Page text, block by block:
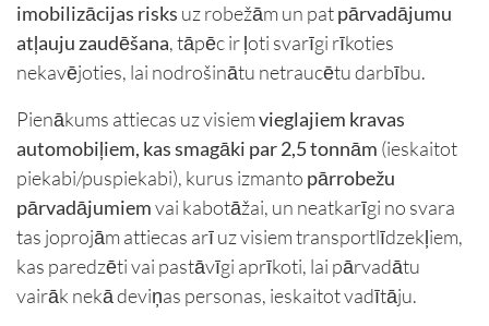
imobilizācijas risks uz robežām un patpārvadājumu
atļauju zaudēšana, tāpēc ir ļoti svarīgi rīkoties
nekavējoties, lai nodrošinātu netraucētu darbību.
Pienākums attiecas uz visiemvieglajiem kravas
automobiļiem, kas smagāki par 2,5 tonnām (ieskaitot
piekabi/puspiekabi), kurus izmanto pārrobežu
pārvadājumiemvai kabotāžai, un neatkarīgi no svara
tas joprojām attiecas arī uz visiem transportlīdzekļiem,
kas paredzēti vai pastāvīgi aprīkoti, lai pārvadātu
vairāk nekā deviņas personas, ieskaitot vadītāju.